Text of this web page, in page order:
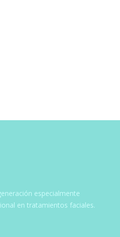
especialmente
en tratamientos faciales.